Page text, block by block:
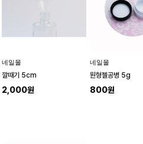
네일몰
깔때기 5cm
2,000원
네일몰
원형젤공병 5g
800원